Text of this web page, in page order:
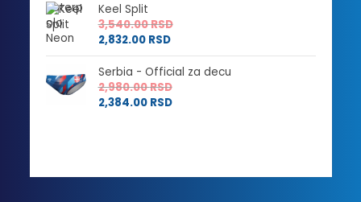
Keel Split
3,540.00RSD
2,832.00 RSD
Serbia - Official za decu
2,980.00RSD
2,384.00 RSD